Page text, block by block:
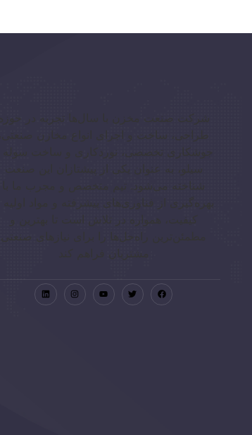
شرکت صنعت مخزن با سال‌ها تجربه در حوزه
طراحی، ساخت و اجرای انواع مخازن صنعتی،
جوشکاری تخصصی، نوردکاری و ساخت سوله
سیلو، به عنوان یکی از پیشتازان این صنعت
شناخته می‌شود. تیم متخصص و مجرب ما با
بهره‌گیری از فناوری‌های پیشرفته و مواد اولیه
کیفیت، همواره در تلاش است تا بهترین و
مطمئن‌ترین راه‌حل‌ها را برای نیازهای صنعتی
مشتریان فراهم کند